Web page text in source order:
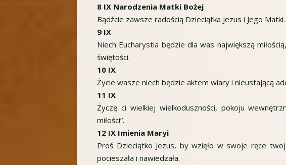
8 IX Narodzenia Matki Bożej
Bądźcie zawsze radością Dzieciątka Jezus i Jego Matki.
9 IX
Niech Eucharystia będzie dla was największą
świętości.
10 IX
Życie wasze niech będzie aktem wiary i nieustającą
11 IX
Życzę ci wielkiej wielkoduszności, pokoju
miłości”.
12 IX Imienia Maryi
Proś Dzieciątko Jezus, by wzięło w swoje ręce
pocieszała i nawiedzała.